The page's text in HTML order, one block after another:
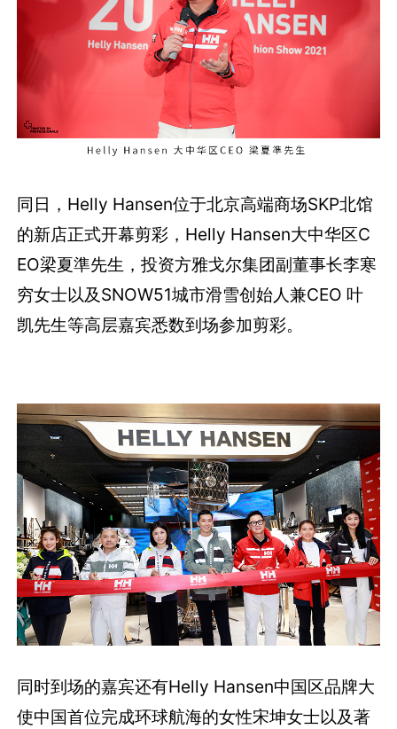
同日，Helly Hansen位于北京高端商场SKP北馆
的新店正式开幕剪彩，Helly Hansen大中华区C
EO梁夏準先生，投资方雅戈尔集团副董事长李寒
穷女士以及SNOW51城市滑雪创始人兼CEO 叶
凯先生等高层嘉宾悉数到场参加剪彩。
同时到场的嘉宾还有Helly Hansen中国区品牌大
使中国首位完成环球航海的女性宋坤女士以及著